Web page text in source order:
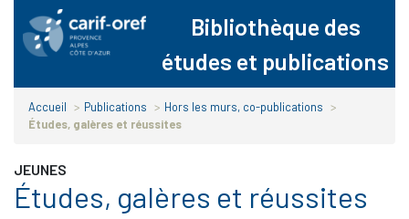
Bibliothèque des
études et publications
Accueil > Publications > Hors les murs, co-publications >
Études, galères et réussites
JEUNES
Études, galères et réussites
Panneau de gestion des cookies